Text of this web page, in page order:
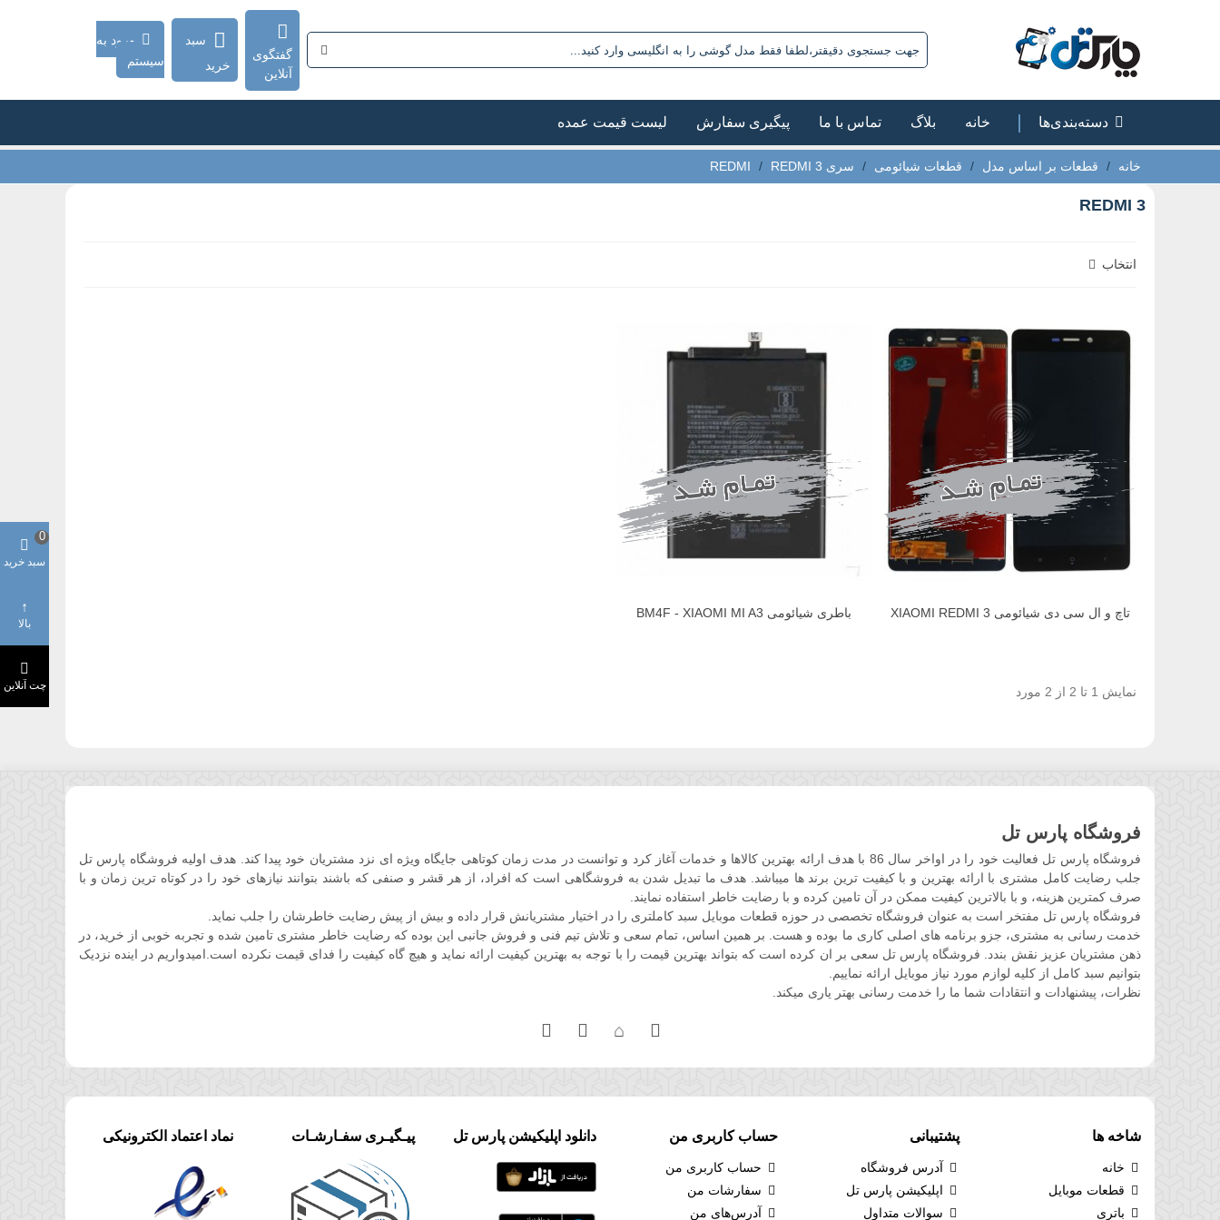
گفتگوی
آنلاین
سبد
خرید
ورود به
سیستم
دسته‌بندی‌ها خانه بلاگ تماس با ما پیگیری سفارش لیست قیمت عمده
خانه / قطعات بر اساس مدل / قطعات شیائومی / سری REDMI / REDMI 3
REDMI 3
انتخاب
تاچ و ال سی دی شیائومی XIAOMI REDMI 3 باطری شیائومی BM4F - XIAOMI MI A3
نمایش 1 تا 2 از 2 مورد
فروشگاه پارس تل
فروشگاه پارس تل فعالیت خود را در اواخر سال 86 با هدف ارائه بهترین کالاها و خدمات آغاز کرد و توانست در مدت زمان کوتاهی جایگاه ویژه ای نزد مشتریان خود پیدا کند. هدف اولیه فروشگاه پارس تل
جلب رضایت کامل مشتری با ارائه بهترین و با کیفیت ترین برند ها میباشد. هدف ما تبدیل شدن به فروشگاهی است که افراد، از هر قشر و صنفی که باشند بتوانند نیازهای خود را در کوتاه ترین زمان و با
صرف کمترین هزینه، و با بالاترین کیفیت ممکن در آن تامین کرده و با رضایت خاطر استفاده نمایند.
فروشگاه پارس تل مفتخر است به عنوان فروشگاه تخصصی در حوزه قطعات موبایل سبد کاملتری را در اختیار مشتریانش قرار داده و بیش از پیش رضایت خاطرشان را جلب نماید.
خدمت رسانی به مشتری، جزو برنامه های اصلی کاری ما بوده و هست. بر همین اساس، تمام سعی و تلاش تیم فنی و فروش جانبی این بوده که رضایت خاطر مشتری تامین شده و تجربه خوبی از خرید، در
ذهن مشتریان عزیز نقش بندد. فروشگاه پارس تل سعی بر ان کرده است که بتواند بهترین قیمت را با توجه به بهترین کیفیت ارائه نماید و هیچ گاه کیفیت را فدای قیمت نکرده است.امیدواریم در اینده نزدیک
بتوانیم سبد کامل از کلیه لوازم مورد نیاز موبایل ارائه نماییم.
نظرات، پیشنهادات و انتقادات شما ما را خدمت رسانی بهتر یاری میکند.
شاخه ها
خانه
قطعات موبایل
باتری
پشتیبانی
آدرس فروشگاه
اپلیکیشن پارس تل
سوالات متداول
حساب کاربری من
حساب کاربری من
سفارشات من
آدرس‌های من
دانلود اپلیکیشن پارس تل پیـگیـری سفـارشـات نماد اعتماد الکترونیکی
سبد خرید
0
بالا
چت آنلاین